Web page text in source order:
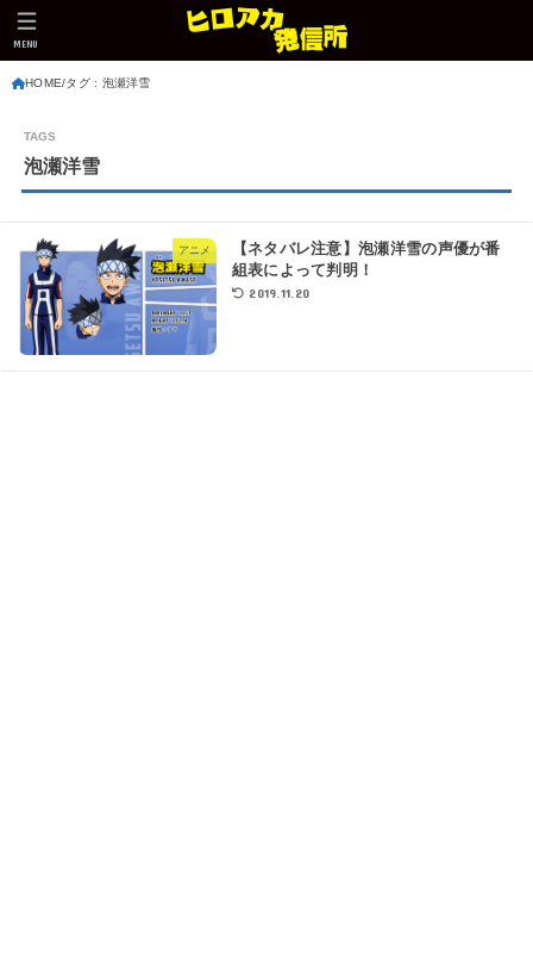
MENU
HOME タグ : 泡瀬洋雪
泡瀬洋雪
アニメ
【ネタバレ注意】泡瀬洋雪の声優が番
組表によって判明！
2019.11.20